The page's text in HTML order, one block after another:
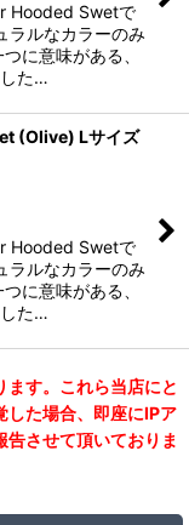
Hooded Swetで
ラルなカラーのみ
に意味がある、
た…
(Olive) Lサイズ
Hooded Swetで
ラルなカラーのみ
に意味がある、
た…
す。これら当店にと
した場合、即座にIPア
告させて頂いておりま